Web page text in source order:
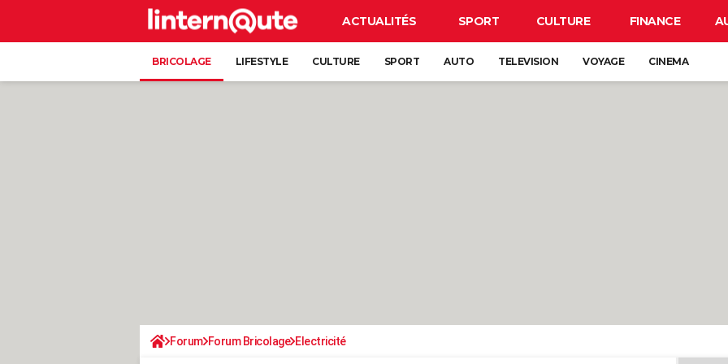
ACTUALITÉS SPORT CULTURE FINANCE
BRICOLAGE LIFESTYLE CULTURE SPORT AUTO TELEVISION VOYAGE CINEMA
Forum Forum Bricolage Electricité